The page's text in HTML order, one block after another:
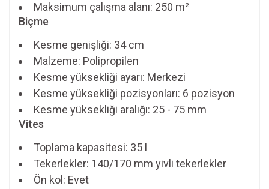
Maksimum çalışma alanı: 250 m²
Biçme
Kesme genişliği: 34 cm
Malzeme: Polipropilen
Kesme yüksekliği ayarı: Merkezi
Kesme yüksekliği pozisyonları: 6 pozisyon
Kesme yüksekliği aralığı: 25 - 75 mm
Vites
Toplama kapasitesi: 35 l
Tekerlekler: 140/170 mm yivli tekerlekler
Ön kol: Evet